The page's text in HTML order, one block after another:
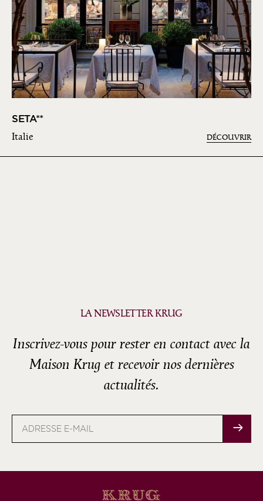
SETA**
Italie DÉCOUVRIR
LA NEWSLETTER KRUG
Inscrivez-vous pour rester en contact avec la
Maison Krug et recevoir nos dernières
actualités.